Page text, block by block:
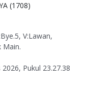
(1708)
V:Lawan,
Main.
Pukul 23.27.38